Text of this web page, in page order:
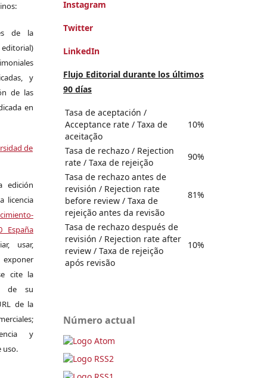
de la
y
de las
en
de
edición
licencia
España
usar,
cite la
de su
de la
y
uso.
Instagram
Twitter
LinkedIn
Flujo Editorial durante los últimos
90 días
Tasa de aceptación /
Acceptance rate / Taxa de
aceitação
10%
Tasa de rechazo / Rejection
rate / Taxa de rejeição
90%
Tasa de rechazo antes de
revisión / Rejection rate
before review / Taxa de
rejeição antes da revisão
81%
Tasa de rechazo después de
revisión / Rejection rate after
review / Taxa de rejeição
após revisão
10%
Número actual